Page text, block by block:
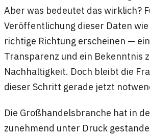
Aber was bedeutet das wirklich?
Veröffentlichung dieser Daten
richtige Richtung erscheinen —
Transparenz und ein Bekenntnis
Nachhaltigkeit. Doch bleibt die
dieser Schritt gerade jetzt
Die Großhandelsbranche hat in
zunehmend unter Druck